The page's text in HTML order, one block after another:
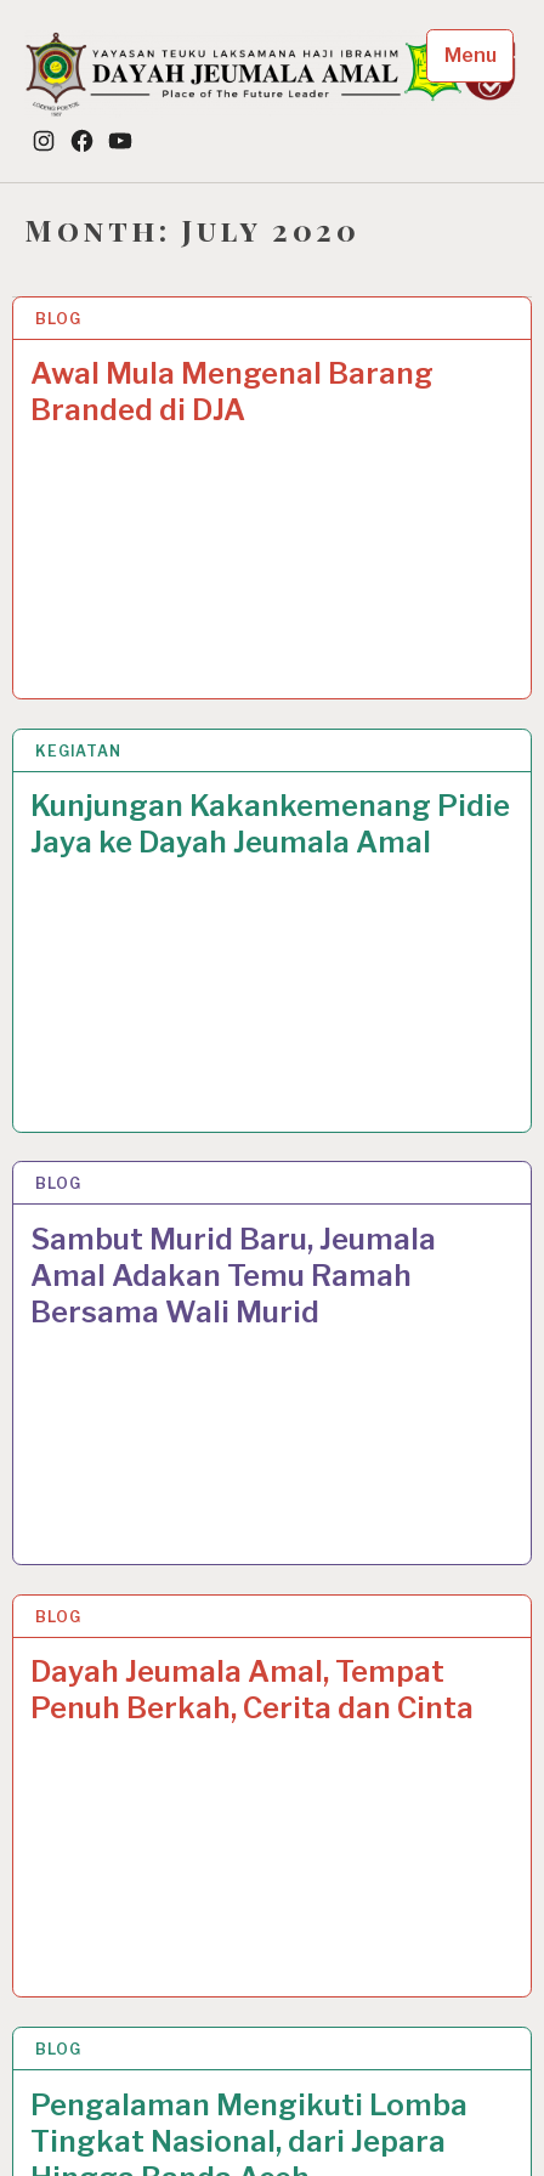
content
Dayah Jeumala Amal
Place of The Future Leader
Instagram
FacebookYouTube
Menu
Month:July 2020
BLOG
Awal Mula Mengenal Barang
Branded di DJA
16 JUL 2020
KEGIATAN
Kunjungan Kakankemenang Pidie
Jaya ke Dayah Jeumala Amal
15 JUL 2020
BLOG
Sambut Murid Baru, Jeumala
Amal Adakan Temu Ramah
Bersama Wali Murid
12 JUL 2020
BLOG
Dayah Jeumala Amal, Tempat
Penuh Berkah, Cerita dan Cinta
9 JUL 2020
BLOG
Pengalaman Mengikuti Lomba
Tingkat Nasional, dari Jepara
4 JUL 2020